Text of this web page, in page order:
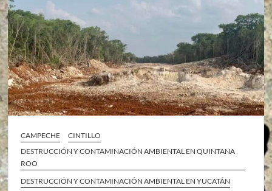
CAMPECHE
CINTILLO
DESTRUCCIÓN Y CONTAMINACIÓN AMBIENTAL EN QUINTANA
ROO
DESTRUCCIÓN Y CONTAMINACIÓN AMBIENTAL EN YUCATÁN